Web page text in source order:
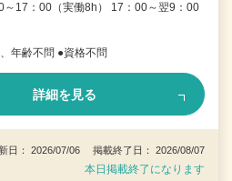
～17：00（実働8h） 17：00～翌9：00
年齢不問 ●資格不問
詳細を見る
日： 2026/07/06 掲載終了日： 2026/08/07
本日掲載終了になります